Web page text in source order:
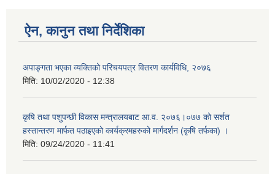
ऐन, कानुन तथा निर्देशिका
अपाङ्गता भएका व्यक्तिको परिचयपत्र वितरण कार्यविधि, २०७६
मिति: 10/02/2020 - 12:38
कृषि तथा पशुपन्छी विकास मन्त्रालयबाट आ.व. २०७६।०७७ को सर्शत
हस्तान्तरण मार्फत पठाइएको कार्यक्रमहरुको मार्गदर्शन (कृषि तर्फका) ।
मिति: 09/24/2020 - 11:41